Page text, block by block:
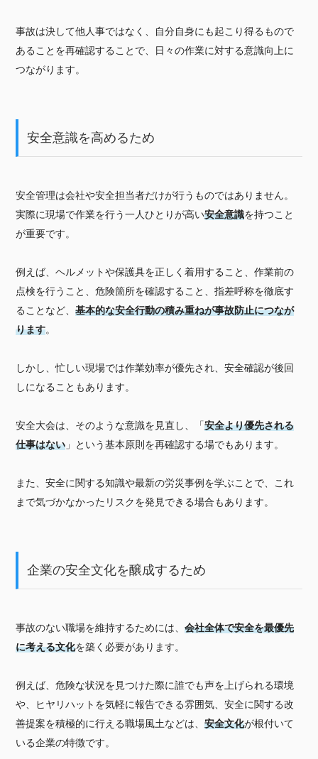
事故は決して他人事ではなく、自分自身にも起こり得るもので
あることを再確認することで、日々の作業に対する意識向上に
つながります。
安全意識を高めるため
安全管理は会社や安全担当者だけが行うものではありません。
実際に現場で作業を行う一人ひとりが高い安全意識を持つこと
が重要です。
例えば、ヘルメットや保護具を正しく着用すること、作業前の
点検を行うこと、危険箇所を確認すること、指差呼称を徹底す
ることなど、基本的な安全行動の積み重ねが事故防止につなが
ります。
しかし、忙しい現場では作業効率が優先され、安全確認が後回
しになることもあります。
安全大会は、そのような意識を見直し、「安全より優先される
仕事はない 」という基本原則を再確認する場でもあります。
また、安全に関する知識や最新の労災事例を学ぶことで、これ
まで気づかなかったリスクを発見できる場合もあります。
企業の安全文化を醸成するため
事故のない職場を維持するためには、会社全体で安全を最優先
に考える文化を築く必要があります。
例えば、危険な状況を見つけた際に誰でも声を上げられる環境
や、ヒヤリハットを気軽に報告できる雰囲気、安全に関する改
善提案を積極的に行える職場風土などは、安全文化が根付いて
いる企業の特徴です。